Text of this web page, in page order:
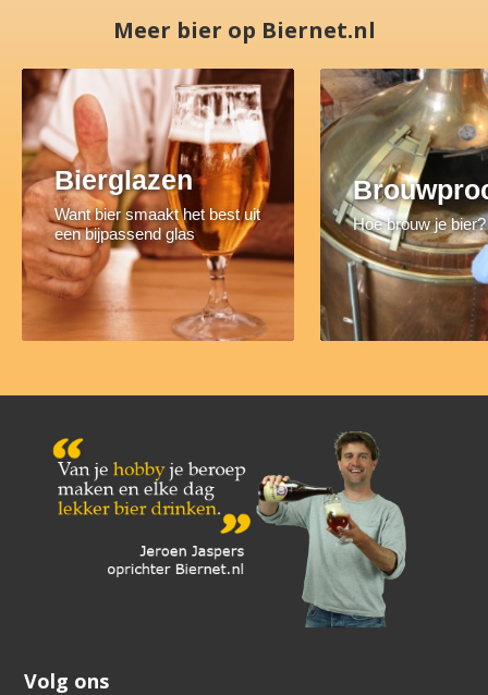
Meer bier op Biernet.nl
Bierglazen
Want bier smaakt het best uit
een bijpassend glas
Hoe brouw je bier?
Volg ons